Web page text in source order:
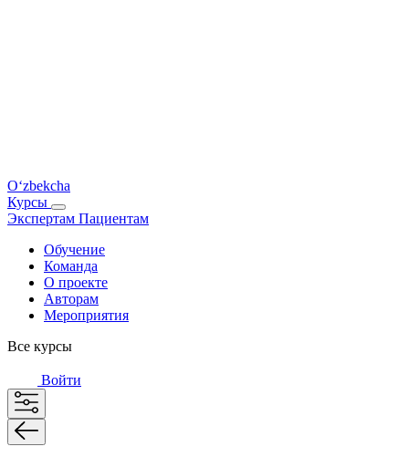
O‘zbekcha
Курсы
Экспертам Пациентам
Обучение
Команда
О проекте
Авторам
Мероприятия
Все курсы
Войти